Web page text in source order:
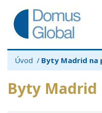
Úvod Byty Madrid na
Byty Madrid